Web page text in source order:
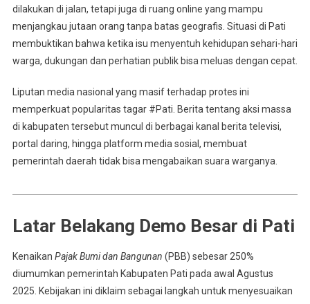
dilakukan di jalan, tetapi juga di ruang online yang mampu
menjangkau jutaan orang tanpa batas geografis. Situasi di Pati
membuktikan bahwa ketika isu menyentuh kehidupan sehari-hari
warga, dukungan dan perhatian publik bisa meluas dengan cepat.
Liputan media nasional yang masif terhadap protes ini
memperkuat popularitas tagar #Pati. Berita tentang aksi massa
di kabupaten tersebut muncul di berbagai kanal berita televisi,
portal daring, hingga platform media sosial, membuat
pemerintah daerah tidak bisa mengabaikan suara warganya.
Latar Belakang Demo Besar di Pati
Kenaikan Pajak Bumi dan Bangunan (PBB) sebesar 250%
diumumkan pemerintah Kabupaten Pati pada awal Agustus
2025. Kebijakan ini diklaim sebagai langkah untuk menyesuaikan